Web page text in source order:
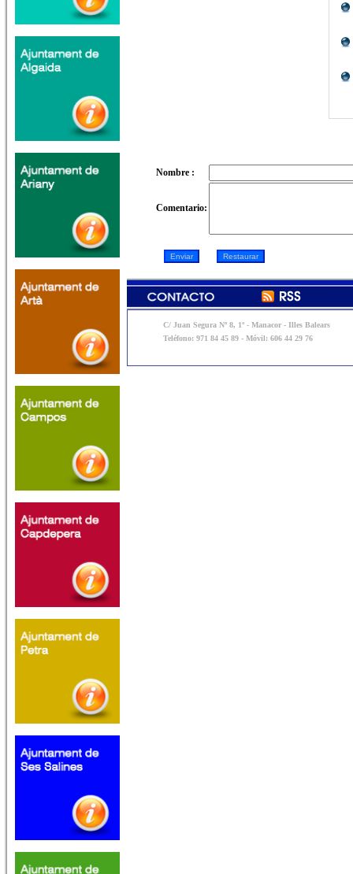
Nombre :
Comentario:
C/ Juan Segura Nº 8, 1º - Manacor - Illes Balears
Teléfono: 971 84 45 89 - Móvil: 606 44 29 76